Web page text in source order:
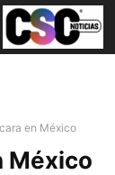
en México
México